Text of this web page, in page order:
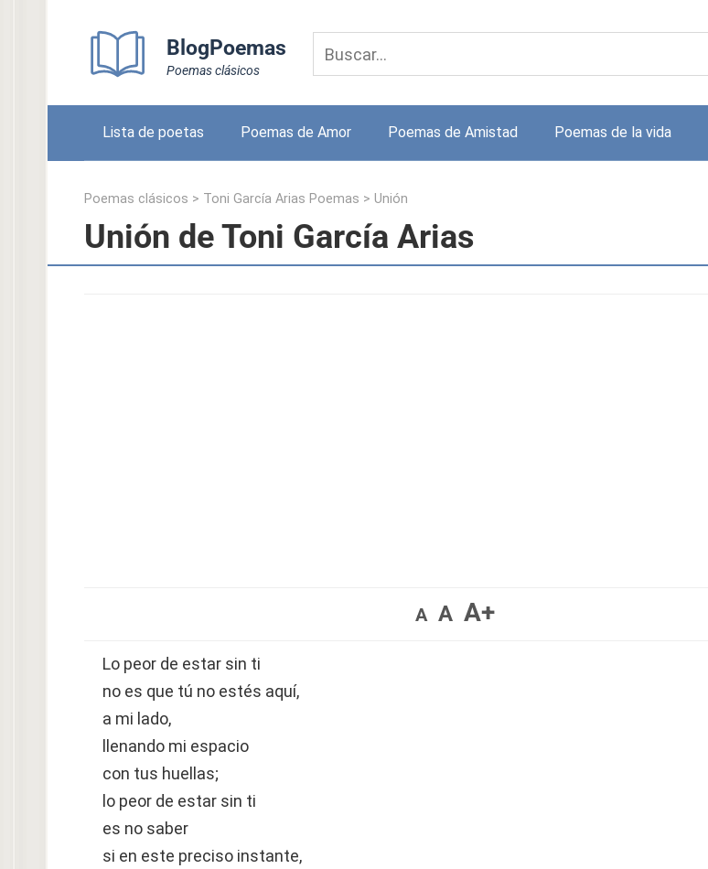
BlogPoemas
Poemas clásicos
Lista de poetas Poemas de Amor Poemas de Amistad Poemas de la vida
Poemas clásicos > Toni García Arias Poemas > Unión
Unión de Toni García Arias
A A A+
Lo peor de estar sin ti
no es que tú no estés aquí,
a mi lado,
llenando mi espacio
con tus huellas;
lo peor de estar sin ti
es no saber
si en este preciso instante,